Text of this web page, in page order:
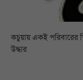
কচুয়ায় একই পরিবারের
উদ্ধার